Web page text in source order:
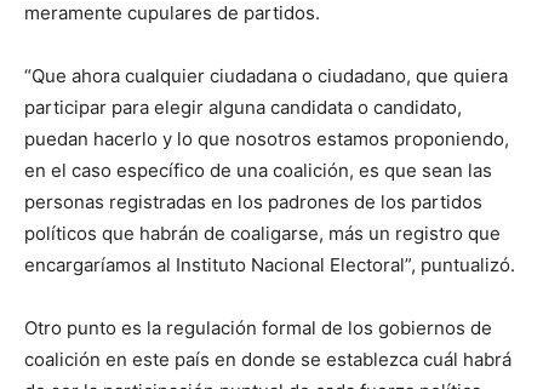
meramente cupulares de partidos.
“Que ahora cualquier ciudadana o ciudadano, que quiera
participar para elegir alguna candidata o candidato,
puedan hacerlo y lo que nosotros estamos proponiendo,
en el caso específico de una coalición, es que sean las
personas registradas en los padrones de los partidos
políticos que habrán de coaligarse, más un registro que
encargaríamos al Instituto Nacional Electoral”, puntualizó.
Otro punto es la regulación formal de los gobiernos de
coalición en este país en donde se establezca cuál habrá